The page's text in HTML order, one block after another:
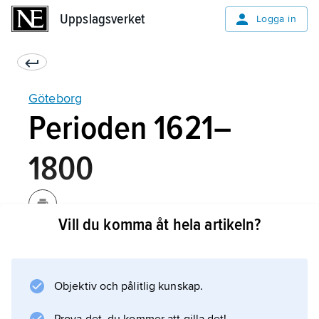
Uppslagsverket Logga in
Göteborg
Perioden 1621–
1800
föregångare fungerade som det svenska
rikets port mot Västerhavet och den
nordvästeuropeiska marknaden. Göteborg
Vill du komma åt hela artikeln?
Objektiv och pålitlig kunskap.